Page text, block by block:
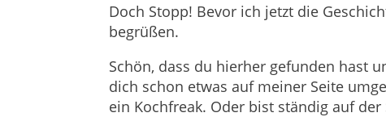
Doch Stopp! Bevor ich jetzt die
begrüßen.
Schön, dass du hierher gefunden hast
dich schon etwas auf meiner Seite
ein Kochfreak. Oder bist ständig auf